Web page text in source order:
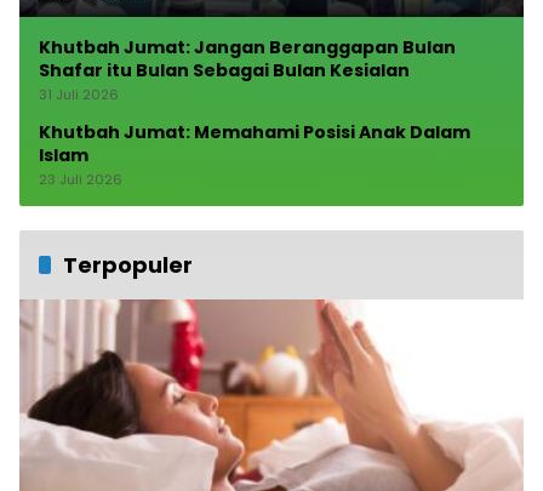
Khutbah Jumat: Jangan Beranggapan Bulan
Shafar itu Bulan Sebagai Bulan Kesialan
31 Juli 2026
Khutbah Jumat: Memahami Posisi Anak Dalam
Islam
23 Juli 2026
Terpopuler